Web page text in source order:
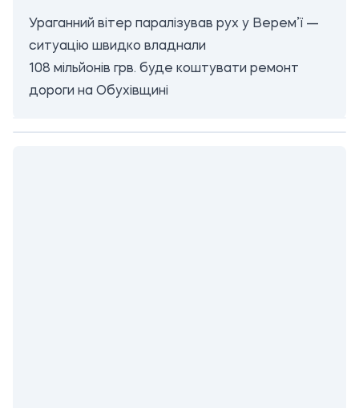
Ураганний вітер паралізував рух у Верем’ї —
ситуацію швидко владнали
108 мільйонів грв. буде коштувати ремонт
дороги на Обухівщині